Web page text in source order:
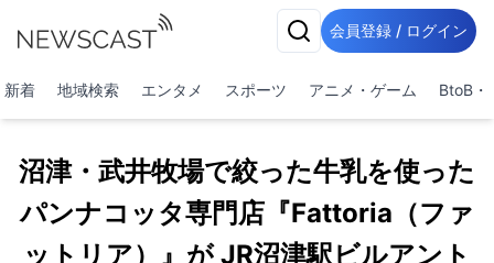
会員登録 / ログイン
新着 地域検索 エンタメ スポーツ アニメ・ゲーム BtoB・
沼津・武井牧場で絞った牛乳を使った
パンナコッタ専門店『Fattoria（ファ
ットリア）』が JR沼津駅ビルアント